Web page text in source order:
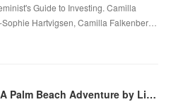
Guide to Investing. Camilla
Hartvigsen, Camilla Falkenber…
[PDF/Kindle] Life and Lilly: A Palm Beach Adventure by Lilly Leas Ferreira, Lilly Leas Ferreira